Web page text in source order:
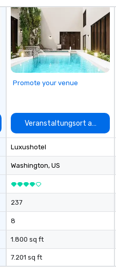
Promote your venue
Veranstaltungsort
Luxushotel
Washington, US
237
8
1.800 sq ft
7.201 sq ft